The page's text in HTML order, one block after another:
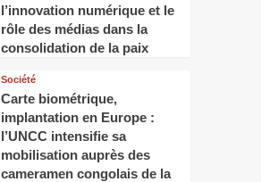
l’innovation numérique et le
rôle des médias dans la
consolidation de la paix
Société
Carte biométrique,
implantation en Europe :
l’UNCC intensifie sa
mobilisation auprès des
cameramen congolais de la